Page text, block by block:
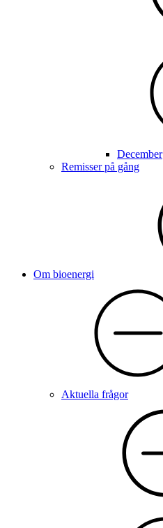
December
Remisser på gång
Om bioenergi
Aktuella frågor